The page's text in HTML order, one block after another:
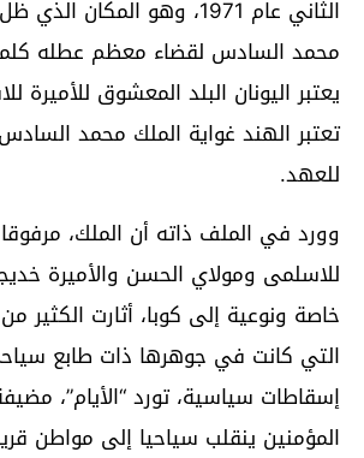
الثاني عام 1971، وهو المكان
محمد السادس لقضاء معظم عطله كلما
يعتبر اليونان البلد المعشوق للأميرة
تعتبر الهند غواية الملك محمد
للعهد.
وورد في الملف ذاته أن الملك، مرفوقا
للاسلمى ومولاي الحسن والأميرة
خاصة ونوعية إلى كوبا، أثارت الكثير
التي كانت في جوهرها ذات طابع
إسقاطات سياسية، تورد “الأيام”،
المؤمنين ينقلب سياحيا إلى مواطن